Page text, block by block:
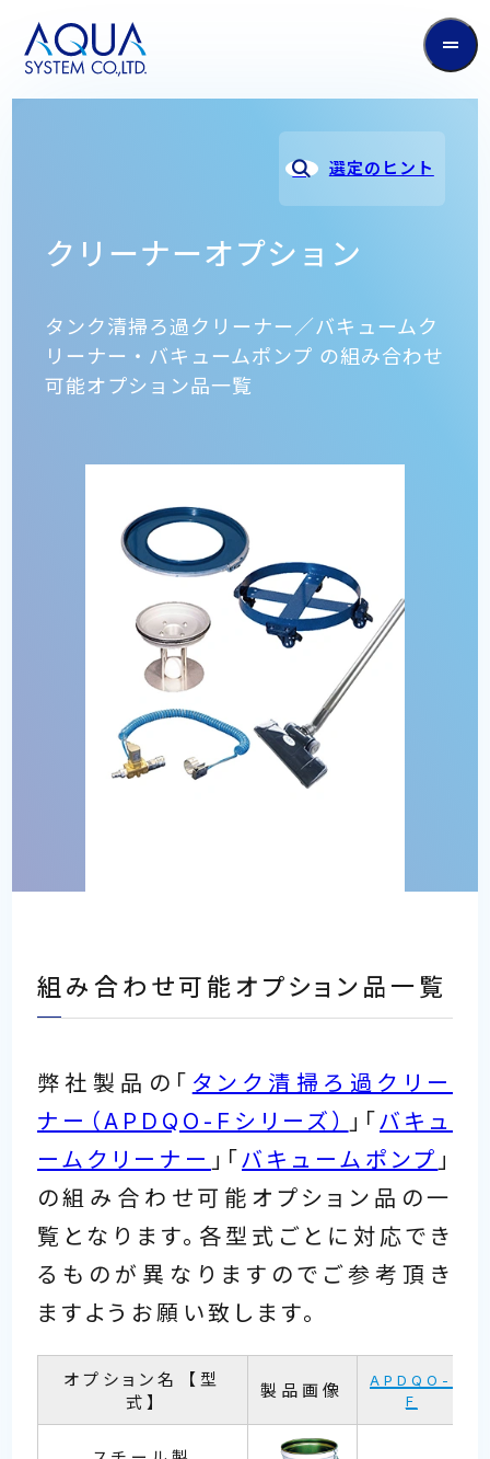
System
選定のヒント
クリーナーオプション
タンク清掃ろ過クリーナー／バキュームク
リーナー・バキュームポンプ の組み合わせ
可能オプション品一覧
組み合わせ可能オプション品一覧
弊社製品の「 タンク清掃ろ過クリー
ナー（APDQO-Fシリーズ）
」「バキュ
ームクリーナー 」「バキュームポンプ 」
の組み合わせ可能オプション品の一
覧となります。各型式ごとに対応でき
るものが異なりますのでご参考頂き
ますようお願い致します。
オプション名 【型
式】
製品画像
APDQO-
F